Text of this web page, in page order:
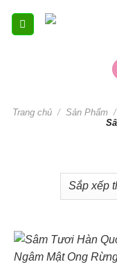
Trang chủ / Sản Phẩm /